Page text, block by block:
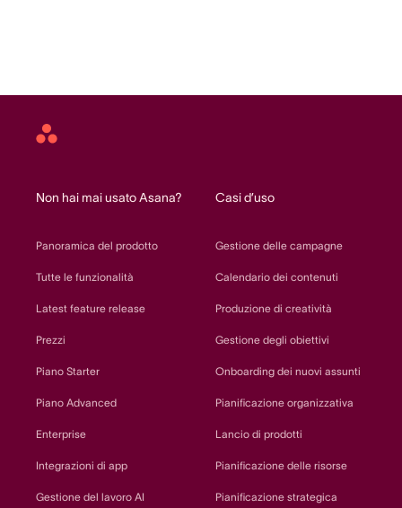
Asana
Non hai mai usato Asana?
Panoramica del prodotto
Tutte le funzionalità
Latest feature release
Prezzi
Piano Starter
Piano Advanced
Enterprise
Integrazioni di app
Gestione del lavoro AI
Casi d’uso
Gestione delle campagne
Calendario dei contenuti
Produzione di creatività
Gestione degli obiettivi
Onboarding dei nuovi assunti
Pianificazione organizzativa
Lancio di prodotti
Pianificazione delle risorse
Pianificazione strategica